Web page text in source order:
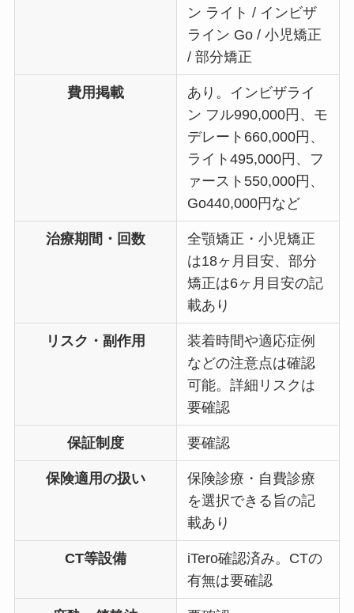
ン ライト / インビザ
ライン Go / 小児矯正
/ 部分矯正
費用掲載
あり。インビザライ
ン フル990,000円、モ
デレート660,000円、
ライト495,000円、フ
ァースト550,000円、
Go440,000円など
治療期間・回数
全顎矯正・小児矯正
は18ヶ月目安、部分
矯正は6ヶ月目安の記
載あり
リスク・副作用
装着時間や適応症例
などの注意点は確認
可能。詳細リスクは
要確認
保証制度 要確認
保険適用の扱い
保険診療・自費診療
を選択できる旨の記
載あり
CT等設備
iTero確認済み。CTの
有無は要確認